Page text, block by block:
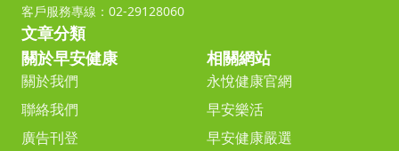
客戶服務專線：02-29128060
文章分類
關於早安健康
關於我們
聯絡我們
廣告刊登
相關網站
永悅健康官網
早安樂活
早安健康嚴選